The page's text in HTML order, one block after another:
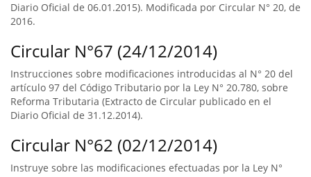
Diario Oficial de 06.01.2015). Modificada por Circular N° 20, de
2016.
Circular N°67 (24/12/2014)
Instrucciones sobre modificaciones introducidas al N° 20 del
artículo 97 del Código Tributario por la Ley N° 20.780, sobre
Reforma Tributaria (Extracto de Circular publicado en el
Diario Oficial de 31.12.2014).
Circular N°62 (02/12/2014)
Instruye sobre las modificaciones efectuadas por la Ley N°